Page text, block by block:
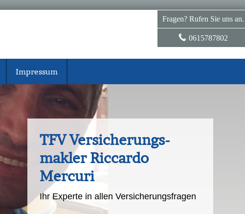
Impressum
Fragen? Rufen Sie uns an.
0615787802
TFV Ver­sicherungs­
makler Riccardo
Mercuri
Ihr Experte in allen Versicherungsfragen